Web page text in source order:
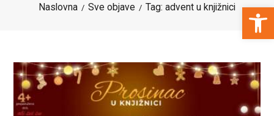
Open toolbar
Naslovna Sve objave Tag: advent u knjižnici
NOVOSTI
ERASMUS+
PROGRAMI I PROJEKTI